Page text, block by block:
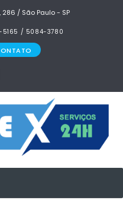
/ São Paulo - SP
5165 / 5084-3780